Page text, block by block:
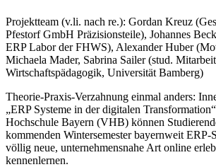
Projektteam (v.li. nach re.): Gordan Kreuz
Pfestorf GmbH Präzisionsteile), Johannes
ERP Labor der FHWS), Alexander Huber
Michaela Mader, Sabrina Sailer (stud.
Wirtschaftspädagogik, Universität Bamberg)
Theorie-Praxis-Verzahnung einmal anders:
„ERP Systeme in der digitalen
Hochschule Bayern (VHB) können
kommenden Wintersemester bayernweit ERP-
völlig neue, unternehmensnahe Art online
kennenlernen.